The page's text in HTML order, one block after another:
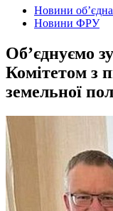
Новини
Новини ФРУ
Об’єднуємо
Комітетом з
земельної